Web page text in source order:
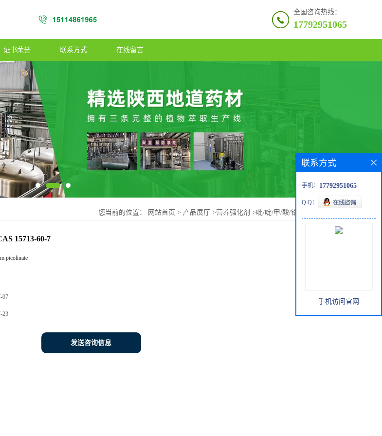
全国咨询热线：
17792951065
证书荣誉 联系方式 在线留言
您当前的位置： 网站首页 > 产品展厅 >营养强化剂 >吡/啶/甲/酸/铬 CAS 15713-60-7
15713-60-7
picolinate
07
23
发送咨询信息
联系方式
手机： 17792951065
Q Q：
手机访问官网